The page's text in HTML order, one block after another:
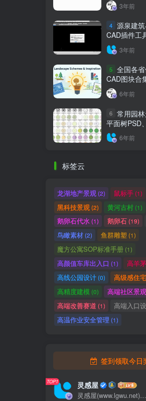
3年前
4 源泉建
CAD插件工
6.7.4）
3年前
5 全国各
CAD图块合
6年前
6 常用园
平面树PSD
线稿
6年前
标签云
龙湖地产景观 (2) 鼠标手(1)
黑科技景观 (2) 黄河古村(1)
鹅卵石代水(1) 鹅卵石(19)
鸟瞰素材(2) 鱼群雕塑 (1)
魔方公寓SOP标准手册 (1)
高颜值车库出入口 (1) 高羊茅
高线公园设计(0) 高级感住
高精度建模(0) 高端社区景观
高端改善赛道 (1) 高端入口
高温作业安全管理 (1)
签到领取今日
TOP1 灵感屋
灵感屋(www.lgwu.net)尽可能为每一位设计师提供更全面、更精致、更具有创意感的设计素材。努力成为景观设计师展示实力和互相学习的优质网络资源发布平台。